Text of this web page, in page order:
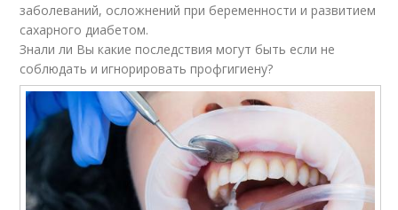
заболеваний, осложнений при беременности и развитием
сахарного диабетом.
Знали ли Вы какие последствия могут быть если не
соблюдать и игнорировать профгигиену?